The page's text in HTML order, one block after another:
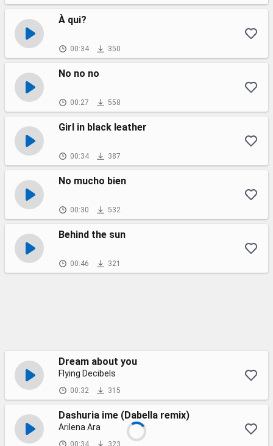
À qui?
00:34 350
No no no
00:27 558
Girl in black leather
00:34 387
No mucho bien
00:30 532
Behind the sun
00:46 321
Dream about you
Flying Decibels
00:32 315
Dashuria ime (Dabella remix)
Arilena Ara
00:34 323